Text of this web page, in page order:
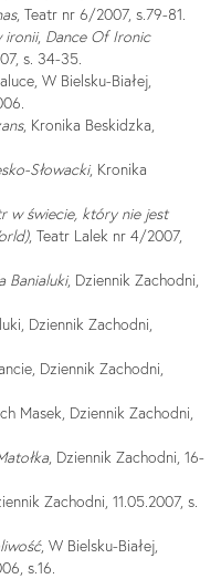
, Teatr nr 6/2007, s.79-81.
ironii, Dance Of Ironic
s. 34-35.
W Bielsku-Białej,
, Kronika Beskidzka,
Słowacki, Kronika
w świecie, który nie jest
, Teatr Lalek nr 4/2007,
Banialuki, Dziennik Zachodni,
Dziennik Zachodni,
Dziennik Zachodni,
Masek, Dziennik Zachodni,
, Dziennik Zachodni, 16-
Zachodni, 11.05.2007, s.
, W Bielsku-Białej,
s.16.